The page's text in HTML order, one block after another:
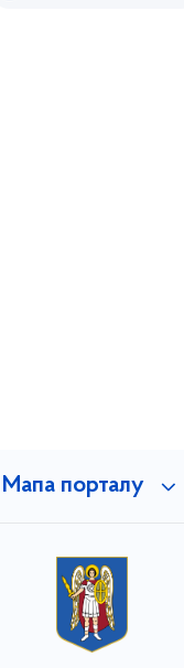
Мапа порталу